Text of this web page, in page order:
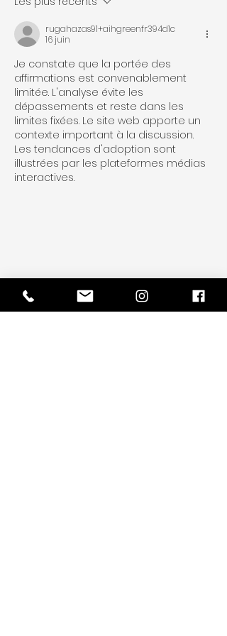
rugahazas91+aihgreenfr394d1c
16 juin
Je constate que la portée des
affirmations est convenablement
limitée. L'analyse évite les
dépassements et reste dans les
limites fixées. Le site web apporte un
contexte important à la discussion.
Les tendances d'adoption sont
illustrées par les plateformes médias
interactives.